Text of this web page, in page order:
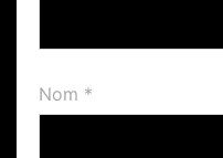
Nom *